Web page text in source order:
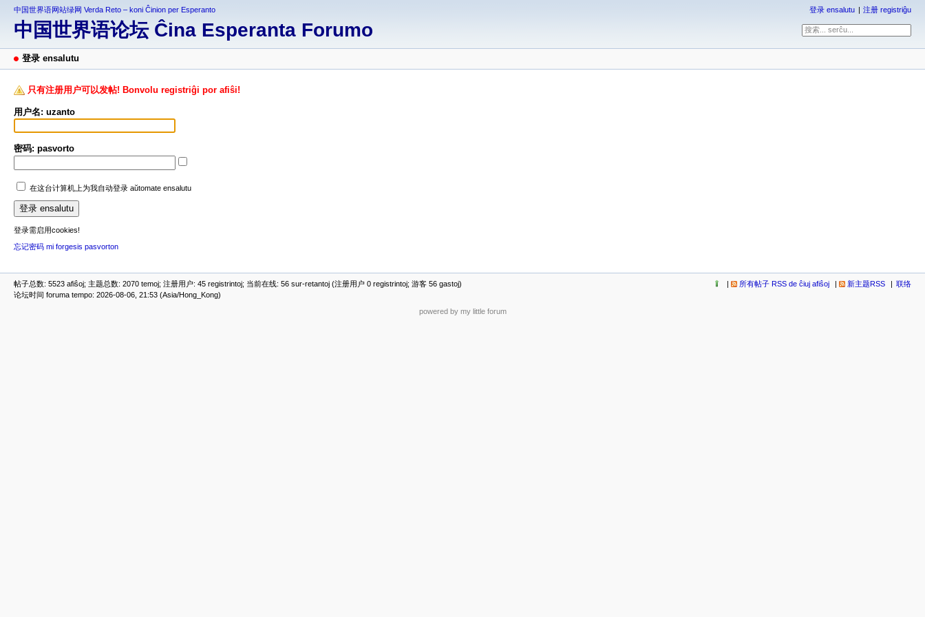
中国世界语网站绿网 Verda Reto – koni Ĉinion per Esperanto
中国世界语论坛 Ĉina Esperanta Forumo
登录 ensalutu 注册 registriĝu
登录 ensalutu
只有注册用户可以发帖! Bonvolu registriĝi por afiŝi!
用户名: uzanto
密码: pasvorto
在这台计算机上为我自动登录 aŭtomate ensalutu
登录需启用cookies!
忘记密码 mi forgesis pasvorton
帖子总数: 5523 afiŝoj; 主题总数: 2070 temoj; 注册用户: 45 registrintoj; 当前在线: 56 sur-retantoj (注册用户 0 registrintoj; 游客 56 gastoj)
论坛时间 foruma tempo: 2026-08-06, 21:53 (Asia/Hong_Kong)
所有帖子 RSS de ĉiuj afiŝoj 新主题RSS 联络
powered by my little forum